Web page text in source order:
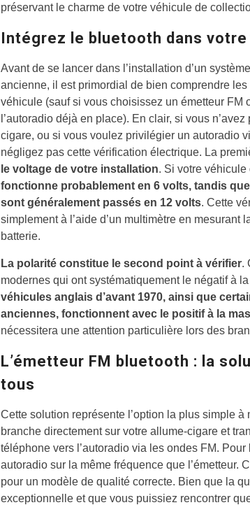
préservant le charme de votre véhicule de
Intégrez le bluetooth dans
Avant de se lancer dans l’installation d’un
ancienne, il est primordial de bien comprendre
véhicule (sauf si vous choisissez un émetteur FM
l’autoradio déjà en place). En clair, si vous n’avez
cigare, ou si vous voulez privilégier un autoradio
négligez pas cette vérification électrique. La
le voltage de votre installation. Si votre véhicule
fonctionne probablement en 6 volts, tandis
sont généralement passés en 12 volts. Cette
simplement à l’aide d’un multimètre en mesurant
batterie.
La polarité constitue le second point à vérifier.
modernes qui ont systématiquement le négatif à
véhicules anglais d’avant 1970, ainsi que
anciennes, fonctionnent avec le positif à la
nécessitera une attention particulière lors des
L’émetteur FM bluetooth : la
tous
Cette solution représente l’option la plus simple à
branche directement sur votre allume-cigare et
téléphone vers l’autoradio via les ondes FM. Pour
autoradio sur la même fréquence que l’émetteur.
pour un modèle de qualité correcte. Bien que la
exceptionnelle et que vous puissiez rencontrer